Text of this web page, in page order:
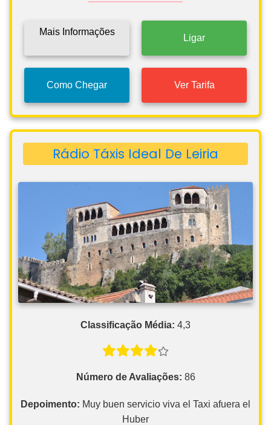
Mais Informações
Ligar
Como Chegar Ver Tarifa
Rádio Táxis Ideal De Leiria
Classificação Média: 4,3
Número de Avaliações: 86
Depoimento: Muy buen servicio viva el Taxi afuera el
Huber